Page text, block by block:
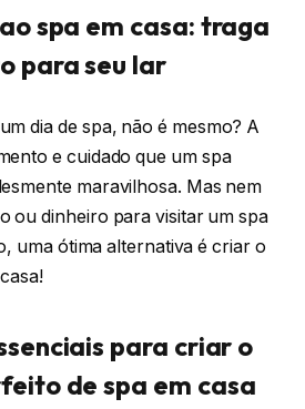
spa em casa: traga
para seu lar
dia de spa, não é mesmo? A
e cuidado que um spa
maravilhosa. Mas nem
ou dinheiro para visitar um spa
uma ótima alternativa é criar o
para criar o
de spa em casa